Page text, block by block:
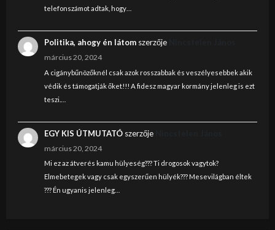
telefonszámot adtak, hogy…
Politika, ahogy én látomszerzője
március 20, 2024
A cigánybűnözőknél csak azok rosszabbak és veszélyesebbek akik
védik és támogatják őket!!! A fidesz magyar kormány jelenleg is ezt
teszi.…
EGY KIS ÚTMUTATÓszerzője
március 20, 2024
Mi ez az átverés kamu hülyeség??? Ti drogosok vagytok?
Elmebetegek vagy csak egyszerűen hülyék??? Mesevilágban éltek
??? Én ugyanis jelenleg…